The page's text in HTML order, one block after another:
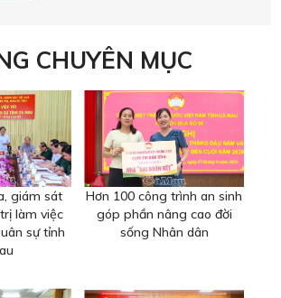
CHUYÊN MỤC
giám sát
làm việc
sự tỉnh
Hơn 100 công trình an sinh
góp phần nâng cao đời
sống Nhân dân